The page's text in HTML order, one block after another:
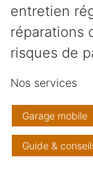
entretien
réparations
risques de
Nos services
Garage mobile
Guide &